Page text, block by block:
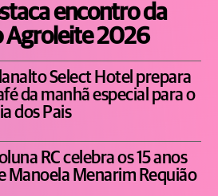
encontro da
Agroleite 2026
Select Hotel prepara
da manhã especial para o
dos Pais
RC celebra os 15 anos
Manoela Menarim Requião